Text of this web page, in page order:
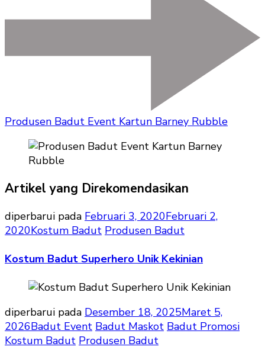
Produsen Badut Event Kartun Barney Rubble
Artikel yang Direkomendasikan
diperbarui pada Februari 3, 2020Februari 2,
2020Kostum Badut Produsen Badut
Kostum Badut Superhero Unik Kekinian
diperbarui pada Desember 18, 2025Maret 5,
2026Badut Event Badut Maskot Badut Promosi
Kostum Badut Produsen Badut